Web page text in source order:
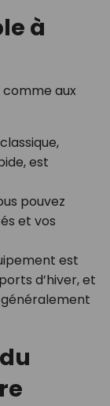
à
aux
est
pouvez
et vos
est
d’hiver, et